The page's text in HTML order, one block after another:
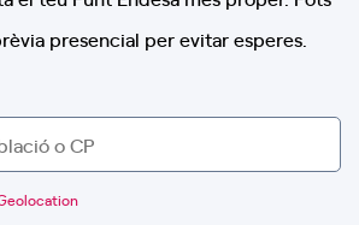
presencial per evitar esperes.